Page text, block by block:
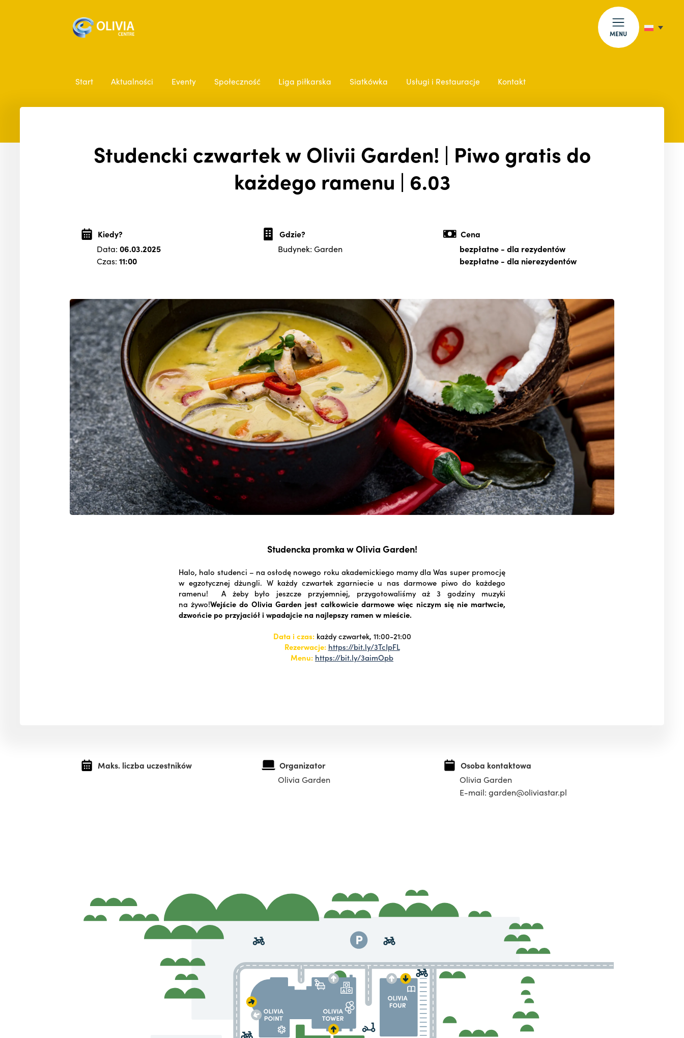
MENU
Start Aktualności Eventy Społeczność Liga piłkarska Siatkówka Usługi i Restauracje Kontakt
Studencki czwartek w Olivii Garden! | Piwo gratis do
każdego ramenu | 6.03
Kiedy?
Data: 06.03.2025
Czas: 11:00
Gdzie?
Budynek: Garden
Cena
bezpłatne- dla rezydentów
bezpłatne- dla nierezydentów
Studencka promka w Olivia Garden!
Halo, halo studenci – na osłodę nowego roku akademickiego mamy dla Was super promocję
w egzotycznej dżungli. W każdy czwartek zgarniecie u nas darmowe piwo do każdego
ramenu! A żeby było jeszcze przyjemniej, przygotowaliśmy aż 3 godziny muzyki
na żywo!Wejście do Olivia Garden jest całkowicie darmowe więc niczym się nie martwcie,
dzwońcie po przyjaciół i wpadajcie na najlepszy ramen w mieście.
Data i czas:każdy czwartek, 11:00-21:00
Rezerwacje: https://bit.ly/3TcIpFL
Menu: https://bit.ly/3aimOpb
Maks. liczba uczestników
Organizator
Olivia Garden
Osoba kontaktowa
Olivia Garden
E-mail: garden@oliviastar.pl